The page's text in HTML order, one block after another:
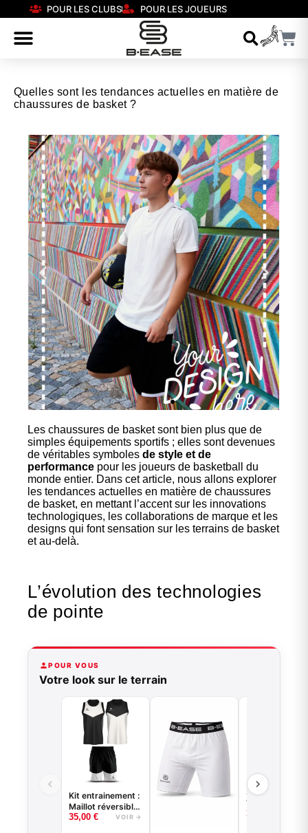
POUR LES CLUBS POUR LES JOUEURS
Quelles sont les tendances actuelles en matière de
chaussures de basket ?
Personnalise en
ligne
Créez ton design en ligne sur notre
textile et personnalise à ton style !
Les chaussures de basket sont bien plus que de
simples équipements sportifs ; elles sont devenues
de véritables symboles de style et de
performance pour les joueurs de basketball du
monde entier. Dans cet article, nous allons explorer
les tendances actuelles en matière de chaussures
de basket, en mettant l’accent sur les innovations
technologiques, les collaborations de marque et les
designs qui font sensation sur les terrains de basket
et au-delà.
L’évolution des technologies
de pointe
POUR VOUS
Votre look sur le terrain
Kit entrainement :
Maillot réversible
+ short
35,00 € VOIR →
Short de
VENICE BEACH
35,00